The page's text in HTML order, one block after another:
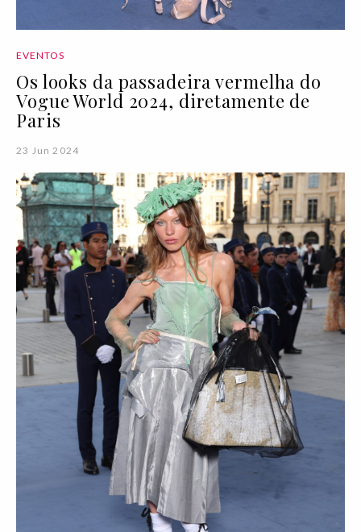
EVENTOS
Os looks da passadeira vermelha do
Vogue World 2024, diretamente de
Paris
23 Jun 2024